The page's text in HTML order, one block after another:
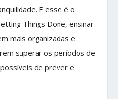
E esse é o
Things Done, ensinar
mais organizadas e
superar os períodos de
de prever e